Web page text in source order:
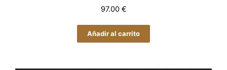
97.00 €
Añadir al carrito